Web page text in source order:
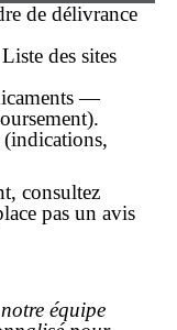
de délivrance
des sites
—
consultez
pas un avis
équipe